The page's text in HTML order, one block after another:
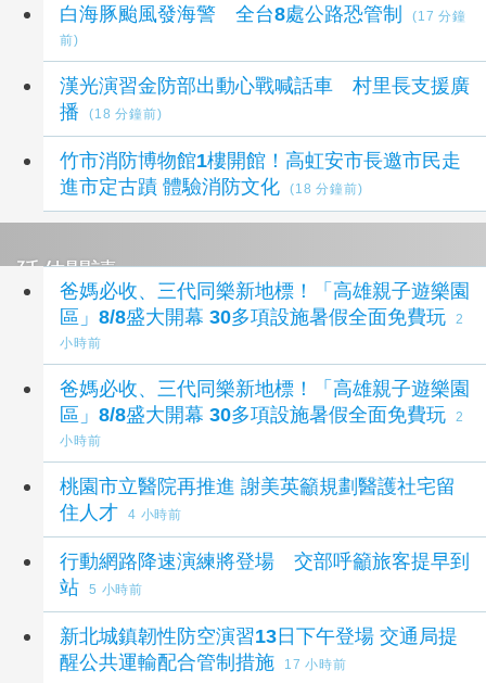
白海豚颱風發海警 全台8處公路恐管制
(17 分鐘
前)
漢光演習金防部出動心戰喊話車 村里長支援廣
播
(18 分鐘前)
竹市消防博物館1樓開館！高虹安市長邀市民走
進市定古蹟 體驗消防文化
(18 分鐘前)
延伸閱讀
爸媽必收、三代同樂新地標！「高雄親子遊樂園
區」8/8盛大開幕 30多項設施暑假全面免費玩
2
小時前
爸媽必收、三代同樂新地標！「高雄親子遊樂園
區」8/8盛大開幕 30多項設施暑假全面免費玩
2
小時前
桃園市立醫院再推進 謝美英籲規劃醫護社宅留
住人才
4 小時前
行動網路降速演練將登場 交部呼籲旅客提早到
站
5 小時前
新北城鎮韌性防空演習13日下午登場 交通局提
醒公共運輸配合管制措施
17 小時前